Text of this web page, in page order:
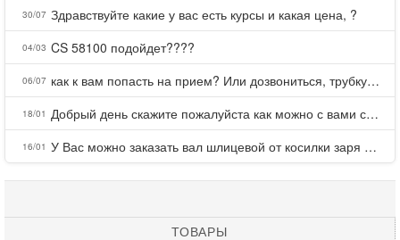
30/07 Здравствуйте какие у вас есть курсы и какая цена, ?
04/03 CS 58100 подойдет????
06/07 как к вам попасть на прием? Или дозвониться, трубку не берете.
18/01 Добрый день скажите пожалуйста как можно с вами связаться . Телефон не отвечает .Заказала кухню в тц Хороший есть претензии а менеджер контактов не дает .Что делать?
16/01 У Вас можно заказать вал шлицевой от косилки заря для мтз, который соединяет мотоблок с косилкой.?
ТОВАРЫ